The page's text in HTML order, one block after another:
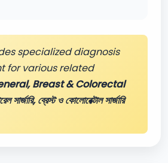
specialized diagnosis
for various related
Breast & Colorectal
সার্জারি, ব্রেস্ট ও কোলোরেক্টাল সার্জারি